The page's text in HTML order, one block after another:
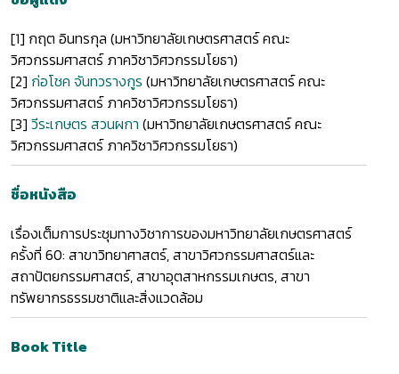
[1] กฤต อินทรกุล (มหาวิทยาลัยเกษตรศาสตร์ คณะ
วิศวกรรมศาสตร์ ภาควิชาวิศวกรรมโยธา)
[2] ก่อโชค จันทวรางกูร (มหาวิทยาลัยเกษตรศาสตร์ คณะ
วิศวกรรมศาสตร์ ภาควิชาวิศวกรรมโยธา)
[3] วีระเกษตร สวนผกา (มหาวิทยาลัยเกษตรศาสตร์ คณะ
วิศวกรรมศาสตร์ ภาควิชาวิศวกรรมโยธา)
ชื่อหนังสือ
เรื่องเต็มการประชุมทางวิชาการของมหาวิทยาลัยเกษตรศาสตร์
ครั้งที่ 60: สาขาวิทยาศาสตร์, สาขาวิศวกรรมศาสตร์และ
สถาปัตยกรรมศาสตร์, สาขาอุตสาหกรรมเกษตร, สาขา
ทรัพยากรธรรมชาติและสิ่งแวดล้อม
Book Title